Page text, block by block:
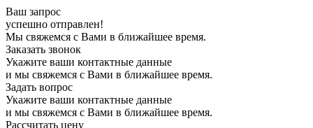
Ваш запрос
успешно отправлен!
Мы свяжемся с Вами в ближайшее время.
Заказать звонок
Укажите ваши контактные данные
и мы свяжемся с Вами в ближайшее время.
Задать вопрос
Укажите ваши контактные данные
и мы свяжемся с Вами в ближайшее время.
Рассчитать цену